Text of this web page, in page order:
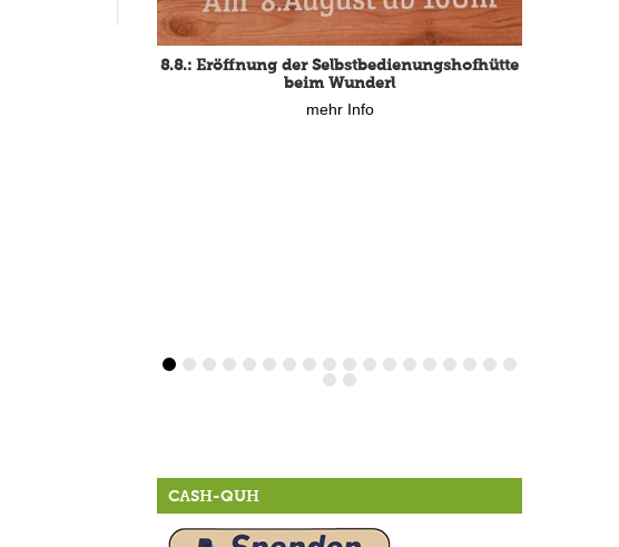
8.8.: Eröffnung der Selbstbedienungshofhütte
beim Wunderl
mehr Info
CASH-QUH